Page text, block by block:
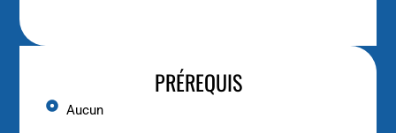
PRÉREQUIS
Aucun